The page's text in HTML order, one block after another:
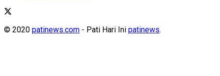
© 2020 patinews.com - Pati Hari Ini patinews.